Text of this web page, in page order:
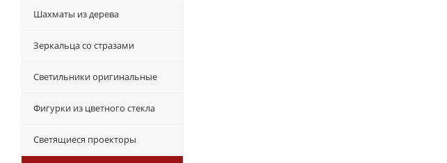
Шахматы из дерева
Зеркальца со стразами
Светильники оригинальные
Фигурки из цветного стекла
Светящиеся проекторы